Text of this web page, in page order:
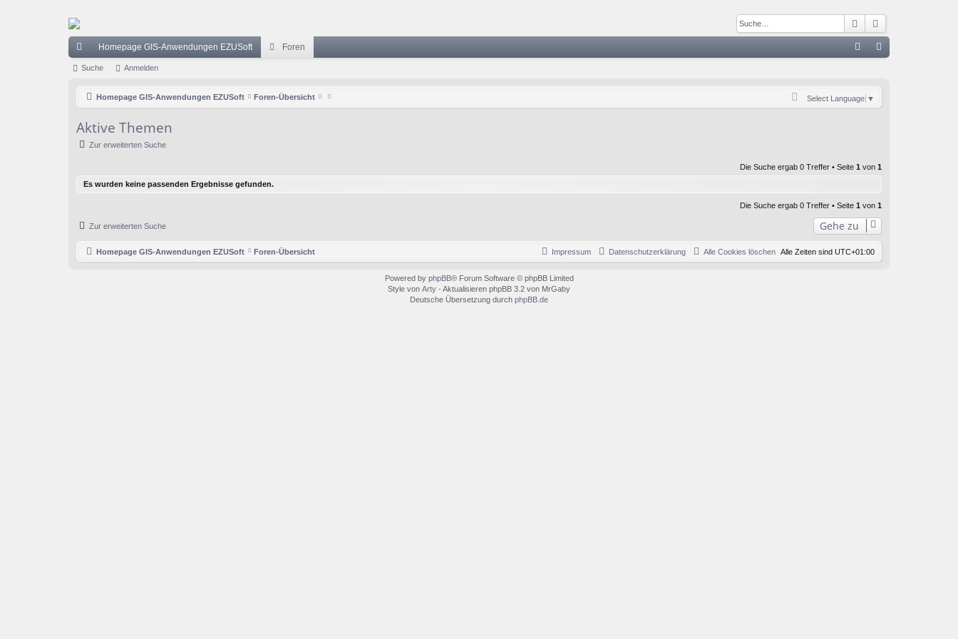
Suche
ch
ug
Homepage GIS-Anwendungen EZUSoft Foren
m
Suche Anmelden
Homepage GIS-Anwendungen EZUSoft Foren-Übersicht Select Language ▼
Aktive Themen
Zur erweiterten Suche
Die Suche ergab 0 Treffer • Seite 1 von 1
Es wurden keine passenden Ergebnisse gefunden.
Die Suche ergab 0 Treffer • Seite 1 von 1
Zur erweiterten Suche Gehe zu
Homepage GIS-Anwendungen EZUSoft Foren-Übersicht Alle Zeiten sind UTC+01:00
Alle Cookies löschen
Datenschutzerklärung
Impressum
Powered by phpBB® Forum Software © phpBB Limited
Style von Arty - Aktualisieren phpBB 3.2 von MrGaby
Deutsche Übersetzung durch phpBB.de